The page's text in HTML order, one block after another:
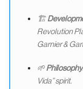
🏗
Revolution
Garnier &
🌱 Philosophy
Vida” spirit.